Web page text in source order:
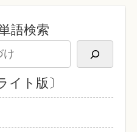
語検索
ト版〕